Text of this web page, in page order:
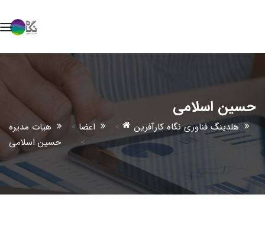
حسین اسلامی
هلدینگ فناوری نگاه کارآفرین > اعضا>
هیات مدیره
>
حسین اسلامی